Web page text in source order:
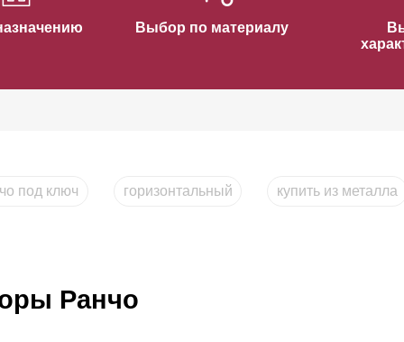
Выбор по материалу
под ключ горизонтальный купить из металла
Ранчо